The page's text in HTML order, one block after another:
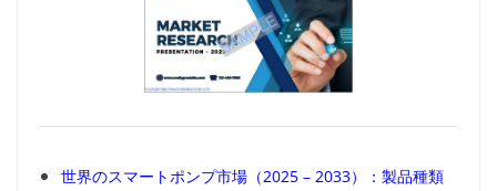
世界のスマートポンプ市場（2025 – 2033）：製品種類